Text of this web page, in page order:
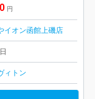
円
イオン函館上磯店
ィトン